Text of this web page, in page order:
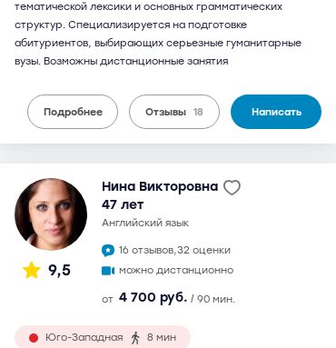
тематической лексики и основных грамматических
структур. Специализируется на подготовке
абитуриентов, выбирающих серьезные гуманитарные
вузы. Возможны дистанционные занятия
Подробнее Отзывы 18 Написать
9,5
Нина Викторовна
47 лет
английский язык
16 отзывов,32 оценки
можно дистанционно
от 4 700 руб. / 90 мин.
Юго-Западная 8 мин